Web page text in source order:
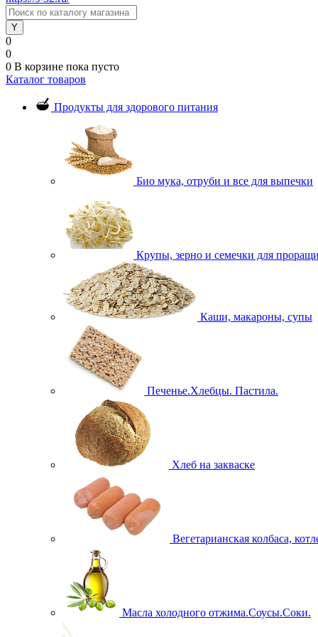
0
0
0 В корзине пока пусто
Каталог товаров
Продукты для здорового питания
Био мука, отруби и все для выпечки
Крупы, зерно и семечки для
Каши, макароны, супы
Печенье.Хлебцы. Пастила.
Хлеб на закваске
Вегетарианская колбаса,
Масла холодного отжима.Соусы.Соки.